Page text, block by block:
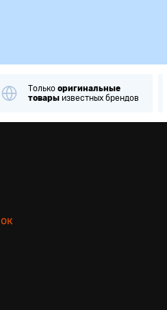
Только оригинальные
товары известных брендов